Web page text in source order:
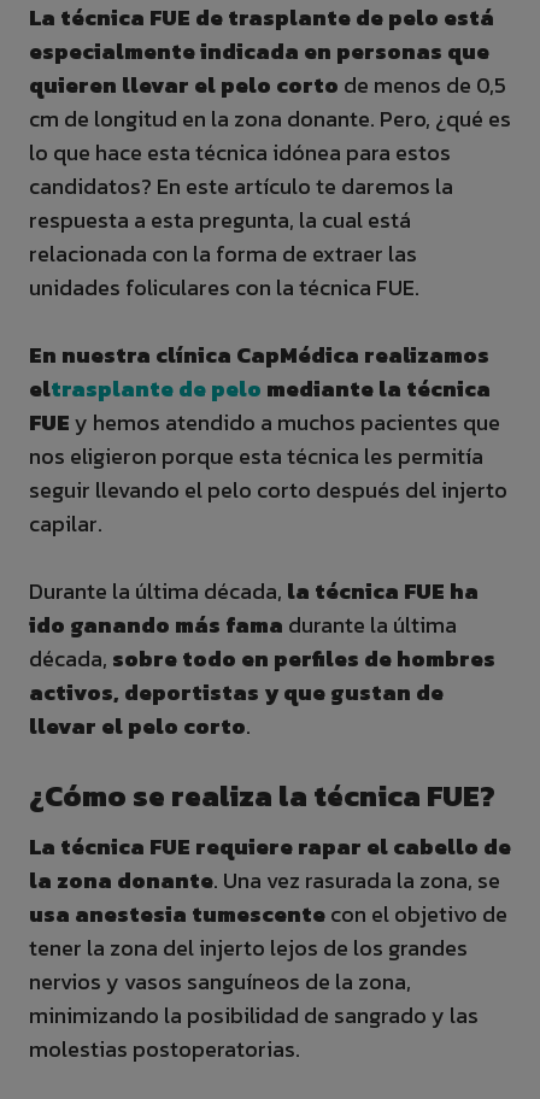
La técnica FUE de trasplante de pelo está
especialmente indicada en personas que
quieren llevar el pelo corto de menos de 0,5
cm de longitud en la zona donante. Pero, ¿qué es
lo que hace esta técnica idónea para estos
candidatos? En este artículo te daremos la
respuesta a esta pregunta, la cual está
relacionada con la forma de extraer las
unidades foliculares con la técnica FUE.
En nuestra clínica CapMédica realizamos
eltrasplante de pelo mediante la técnica
FUEy hemos atendido a muchos pacientes que
nos eligieron porque esta técnica les permitía
seguir llevando el pelo corto después del injerto
capilar.
Durante la última década, la técnica FUE ha
ido ganando más fama durante la última
década, sobre todo en perfiles de hombres
activos, deportistas y que gustan de
llevar el pelo corto.
¿Cómo se realiza la técnica FUE?
La técnica FUE requiere rapar el cabello de
la zona donante. Una vez rasurada la zona, se
usa anestesia tumescentecon el objetivo de
tener la zona del injerto lejos de los grandes
nervios y vasos sanguíneos de la zona,
minimizando la posibilidad de sangrado y las
molestias postoperatorias.